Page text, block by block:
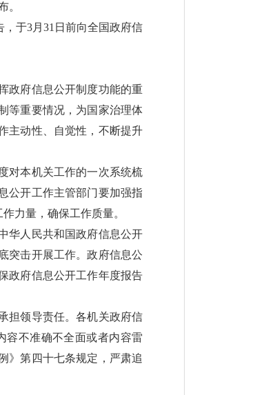
。
于3月31日前向全国政府信
政府信息公开制度功能的重
等重要情况，为国家治理体
主动性、自觉性，不断提升
对本机关工作的一次系统梳
公开工作主管部门要加强指
力量，确保工作质量。
华人民共和国政府信息公开
突击开展工作。政府信息公
政府信息公开工作年度报告
担领导责任。各机关政府信
容不准确不全面或者内容雷
》第四十七条规定，严肃追